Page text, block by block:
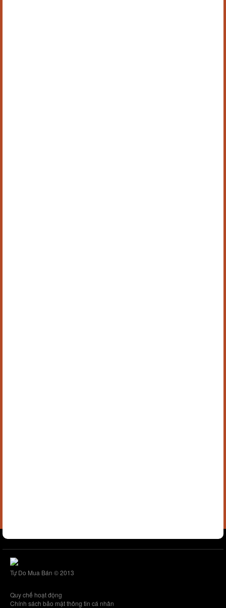
Tự Do Mua Bán © 2013
Quy chế hoạt động
Chính sách bảo mật thông tin cá nhân